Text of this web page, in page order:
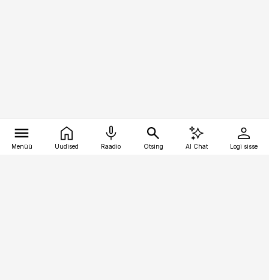
Menüü Uudised Raadio Otsing AI Chat Logi sisse